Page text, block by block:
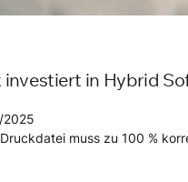
investiert in Hybrid
muss zu 100 %